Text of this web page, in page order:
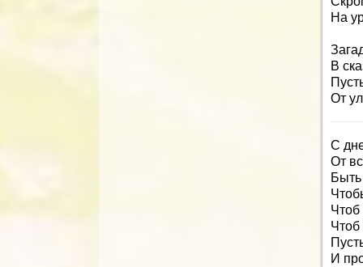
На
В
От
С
От
Чтоб
Чтоб
И